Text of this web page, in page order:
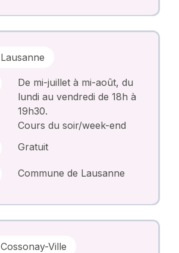
Lausanne
De mi-juillet à mi-août, du
lundi au vendredi de 18h à
19h30.
Cours du soir/week-end
Gratuit
Commune de Lausanne
Cossonay-Ville